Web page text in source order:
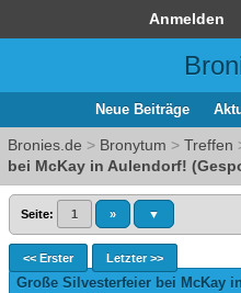
Anmelden
Neue Beiträge
Bronies.de > Bronytum > Treffen
bei McKay in Aulendorf!
Seite: 1 » ▼
<< Erster Letzter >>
Große Silvesterfeier bei McKay